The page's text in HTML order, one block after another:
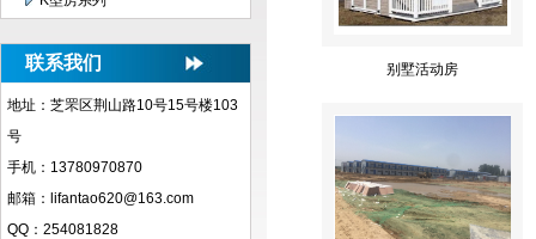
联系我们
地址：芝罘区荆山路10号15号楼103
号
手机：13780970870
邮箱：lifantao620@163.com
QQ：254081828
别墅活动房